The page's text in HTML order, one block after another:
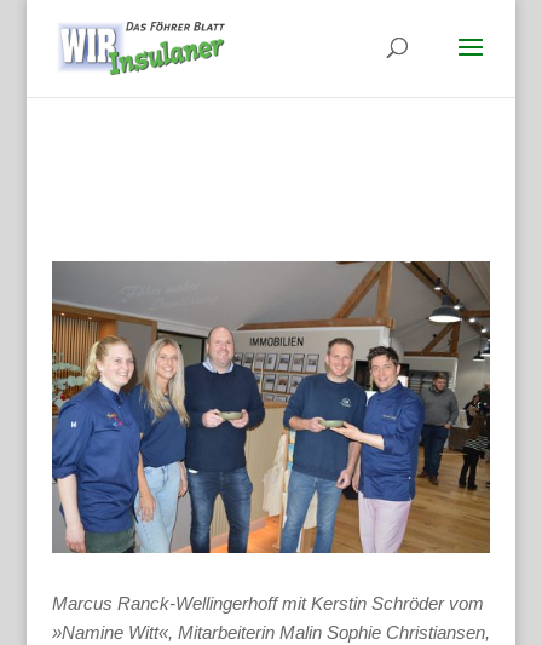
Marcus Ranck-Wellingerhoff mit Kerstin Schröder vom
»Namine Witt«, Mitarbeiterin Malin Sophie Christiansen,